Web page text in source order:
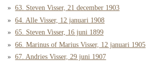
63. Steven Visser, 21 december 1903
64. Alle Visser, 12 januari 1908
65. Steven Visser, 16 juni 1899
66. Marinus of Marius Visser, 12 januari 1905
67. Andries Visser, 29 juni 1907